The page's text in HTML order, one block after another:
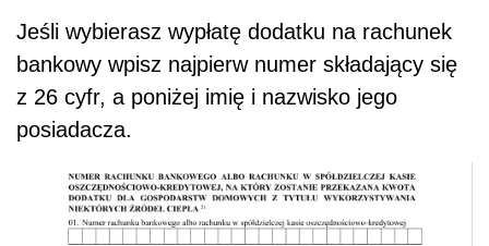
Jeśli wybierasz wypłatę dodatku na rachunek
bankowy wpisz najpierw numer składający się
z 26 cyfr, a poniżej imię i nazwisko jego
posiadacza.